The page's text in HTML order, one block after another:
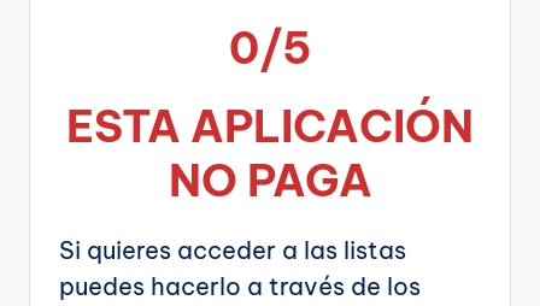
0/5
ESTA APLICACIÓN
NO PAGA
Si quieres acceder a las listas
puedes hacerlo a través de los